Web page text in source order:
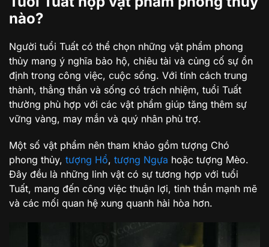
nào?
Người tuổi Tuất có thể chọn những vật phẩm phong
thủy mang ý nghĩa bảo hộ, chiêu tài và củng cố sự ổn
định trong công việc, cuộc sống. Với tính cách trung
thành, thẳng thắn và sống có trách nhiệm, tuổi Tuất
thường phù hợp với các vật phẩm giúp tăng thêm sự
vững vàng, may mắn và quý nhân phù trợ.
Một số vật phẩm nên tham khảo gồm tượng Chó
phong thủy, tượng Hổ, tượng Ngựa hoặc tượng Mèo.
Đây đều là những linh vật có sự tương hợp với tuổi
Tuất, mang đến công việc thuận lợi, tinh thần mạnh mẽ
và các mối quan hệ xung quanh hài hòa hơn.